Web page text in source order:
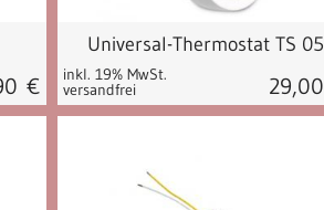
€
Universal-Thermostat TS 05
inkl. 19% MwSt.
versandfrei 29,00